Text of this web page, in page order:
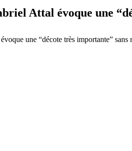
Attal évoque une
une “décote très importante”